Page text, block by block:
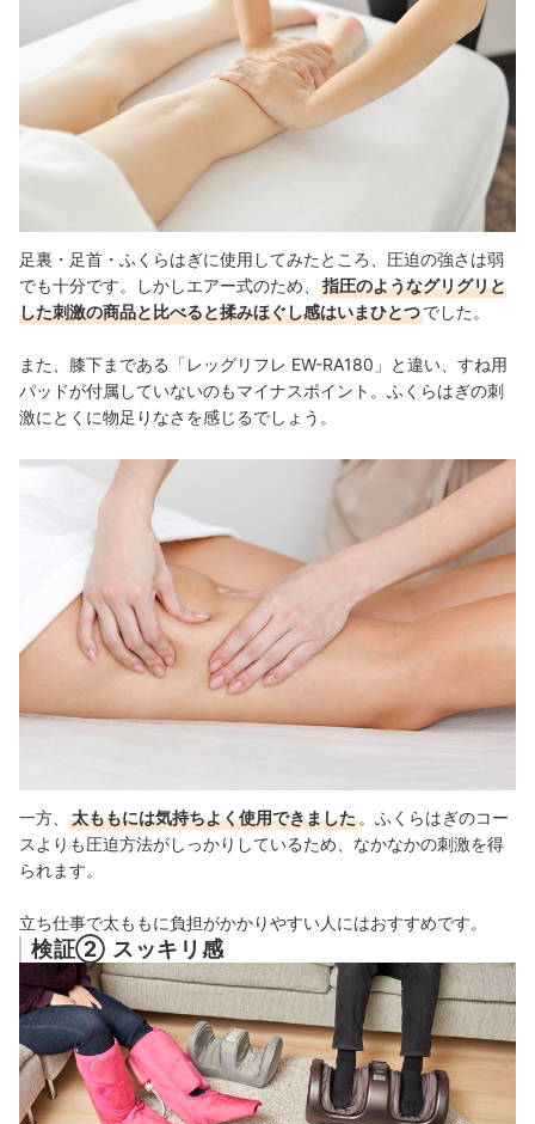
足裏・足首・ふくらはぎに使用してみたところ、圧迫の強さは弱
でも十分です。しかしエアー式のため、
指圧のようなグリグリと
した刺激の商品と比べると揉みほぐし感はいまひとつでした。
また、膝下まである「レッグリフレ EW-RA180」と違い、すね用
パッドが付属していないのもマイナスポイント。ふくらはぎの刺
激にとくに物足りなさを感じるでしょう。
一方、 太ももには気持ちよく使用できました 。ふくらはぎのコー
スよりも圧迫方法がしっかりしているため、なかなかの刺激を得
られます。
立ち仕事で太ももに負担がかかりやすい人にはおすすめです。
検証② スッキリ感